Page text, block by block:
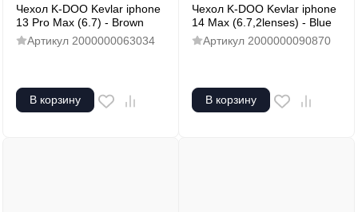
Чехол K-DOO Kevlar iphone
13 Pro Max (6.7) - Brown
Артикул 2000000063034
В корзину
Чехол K-DOO Kevlar iphone
14 Max (6.7,2lenses) - Blue
Артикул 2000000090870
В корзину